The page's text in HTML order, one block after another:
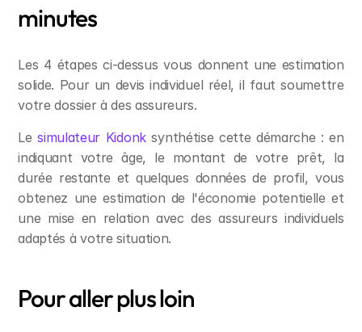
minutes
Les 4 étapes ci-dessus vous donnent une estimation
solide. Pour un devis individuel réel, il faut soumettre
votre dossier à des assureurs.
Le simulateur Kidonk synthétise cette démarche : en
indiquant votre âge, le montant de votre prêt, la
durée restante et quelques données de profil, vous
obtenez une estimation de l'économie potentielle et
une mise en relation avec des assureurs individuels
adaptés à votre situation.
Pour aller plus loin